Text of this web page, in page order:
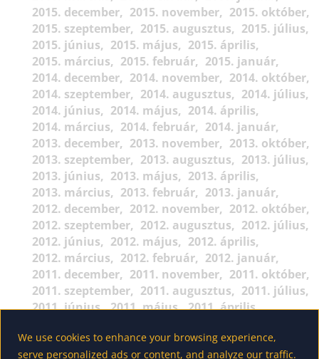
We use cookies to enhance your browsing experience,
serve personalized ads or content, and analyze our traffic.
2015. december
2015. november
2015. október
2015. szeptember
2015. augusztus
2015. július
2015. június
2015. május
2015. április
2015. március
2015. február
2015. január
2014. december
2014. november
2014. október
2014. szeptember
2014. augusztus
2014. július
2014. június
2014. május
2014. április
2014. március
2014. február
2014. január
2013. december
2013. november
2013. október
2013. szeptember
2013. augusztus
2013. július
2013. június
2013. május
2013. április
2013. március
2013. február
2013. január
2012. december
2012. november
2012. október
2012. szeptember
2012. augusztus
2012. július
2012. június
2012. május
2012. április
2012. március
2012. február
2012. január
2011. december
2011. november
2011. október
2011. szeptember
2011. augusztus
2011. július
2011. június
2011. május
2011. április
2010. december
2010. november
2010. október